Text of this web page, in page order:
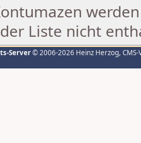
Liste nicht
Server© 2006-2026 Heinz Herzog,